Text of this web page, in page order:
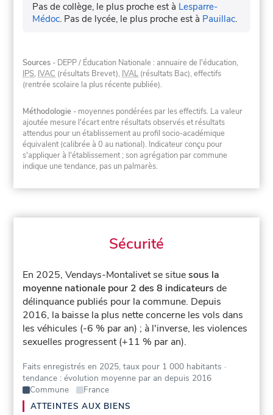
Pas de collège, le plus proche est à Lesparre-
Médoc. Pas de lycée, le plus proche est à Pauillac.
Sources - DEPP / Éducation Nationale : annuaire de l'éducation,
IPS, IVAC (résultats Brevet), IVAL (résultats Bac), effectifs
(rentrée scolaire la plus récente publiée).
Méthodologie - moyennes pondérées par les effectifs. La valeur
ajoutée mesure l'écart entre résultats observés et résultats
attendus pour un établissement au profil socio-académique
équivalent (calibrée à 0 au national). Indicateur conçu pour
s'appliquer à l'établissement ; son agrégation par commune
indique une tendance, pas un palmarès.
Sécurité
En 2025, Vendays-Montalivet se situesous la
moyenne nationale pour 2 des 8 indicateurs de
délinquance publiés pour la commune. Depuis
2016, la baisse la plus nette concerne les vols dans
les véhicules (-6 % par an) ; à l'inverse, les violences
sexuelles progressent (+11 % par an).
Faits enregistrés en 2025, taux pour 1 000 habitants ·
tendance : évolution moyenne par an depuis 2016
Commune
France
ATTEINTES AUX BIENS